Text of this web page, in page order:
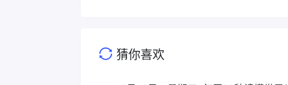
猜你喜欢